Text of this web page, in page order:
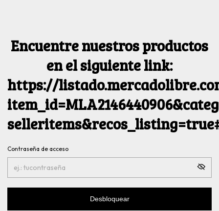
Encuentre nuestros productos
en el siguiente link:
https://
Contraseña de acceso
Desbloquear